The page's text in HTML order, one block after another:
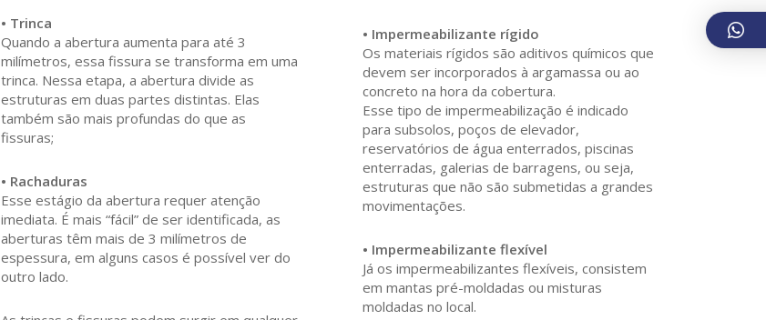
• Trinca
Quando a abertura aumenta para até 3
milímetros, essa fissura se transforma em uma
trinca. Nessa etapa, a abertura divide as
estruturas em duas partes distintas. Elas
também são mais profundas do que as
fissuras;
• Rachaduras
Esse estágio da abertura requer atenção
imediata. É mais “fácil” de ser identificada, as
aberturas têm mais de 3 milímetros de
espessura, em alguns casos é possível ver do
outro lado.
• Impermeabilizante rígido
Os materiais rígidos são aditivos químicos que
devem ser incorporados à argamassa ou ao
concreto na hora da cobertura.
Esse tipo de impermeabilização é indicado
para subsolos, poços de elevador,
reservatórios de água enterrados, piscinas
enterradas, galerias de barragens, ou seja,
estruturas que não são submetidas a grandes
movimentações.
• Impermeabilizante flexível
Já os impermeabilizantes flexíveis, consistem
em mantas pré-moldadas ou misturas
moldadas no local.